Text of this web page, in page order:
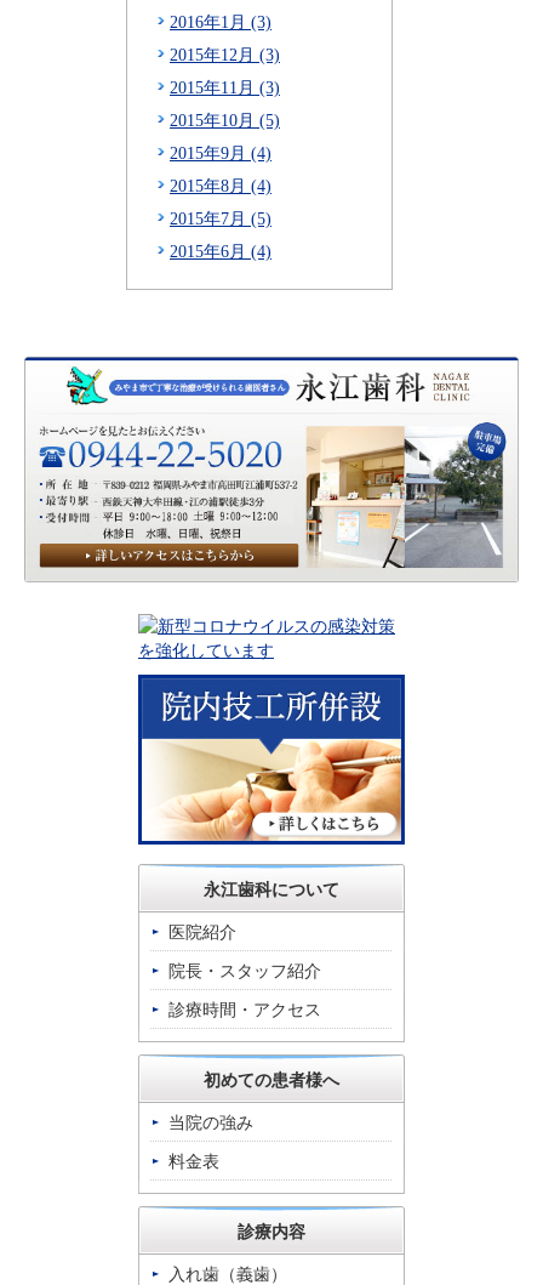
2016年1月 (3)
2015年12月 (3)
2015年11月 (3)
2015年10月 (5)
2015年9月 (4)
2015年8月 (4)
2015年7月 (5)
2015年6月 (4)
永江歯科について
医院紹介
院長・スタッフ紹介
診療時間・アクセス
初めての患者様へ
当院の強み
料金表
診療内容
入れ歯（義歯）